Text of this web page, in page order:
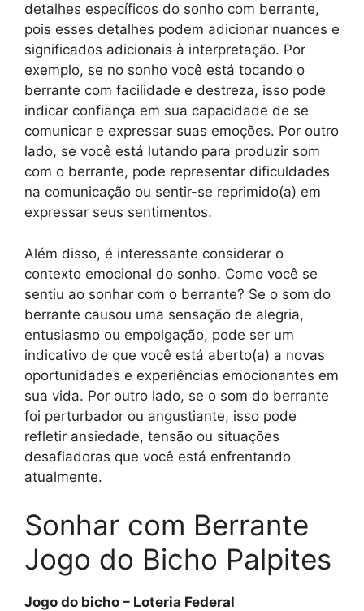
detalhes específicos do sonho com berrante,
pois esses detalhes podem adicionar nuances e
significados adicionais à interpretação. Por
exemplo, se no sonho você está tocando o
berrante com facilidade e destreza, isso pode
indicar confiança em sua capacidade de se
comunicar e expressar suas emoções. Por outro
lado, se você está lutando para produzir som
com o berrante, pode representar dificuldades
na comunicação ou sentir-se reprimido(a) em
expressar seus sentimentos.
Além disso, é interessante considerar o
contexto emocional do sonho. Como você se
sentiu ao sonhar com o berrante? Se o som do
berrante causou uma sensação de alegria,
entusiasmo ou empolgação, pode ser um
indicativo de que você está aberto(a) a novas
oportunidades e experiências emocionantes em
sua vida. Por outro lado, se o som do berrante
foi perturbador ou angustiante, isso pode
refletir ansiedade, tensão ou situações
desafiadoras que você está enfrentando
atualmente.
Sonhar com Berrante
Jogo do Bicho Palpites
Jogo do bicho – Loteria Federal